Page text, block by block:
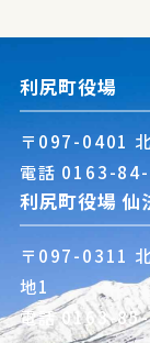
利尻町役場
〒097-0401
電話 0163-
利尻町役場 仙
〒097-0311
地1
電話0163-85-